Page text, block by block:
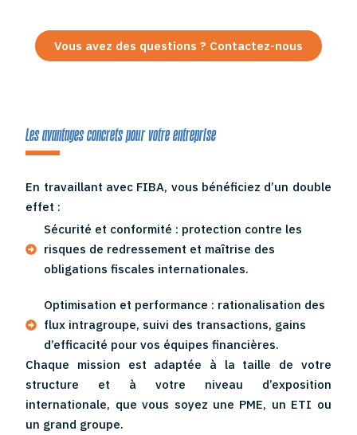
Vous avez des questions ? Contactez-nous
Les avantages concrets pour votre entreprise
En travaillant avec FIBA, vous bénéficiez d’un double
effet :
Sécurité et conformité : protection contre les
risques de redressement et maîtrise des
obligations fiscales internationales.
Optimisation et performance : rationalisation des
flux intragroupe, suivi des transactions, gains
d’efficacité pour vos équipes financières.
Chaque mission est adaptée à la taille de votre
structure et à votre niveau d’exposition
internationale, que vous soyez une PME, un ETI ou
un grand groupe.